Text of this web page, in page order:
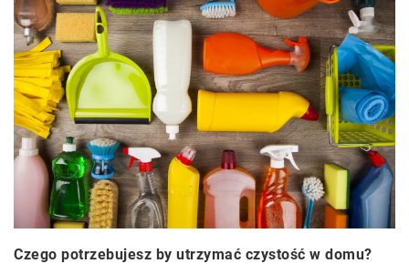
Czego potrzebujesz by utrzymać czystość w domu?